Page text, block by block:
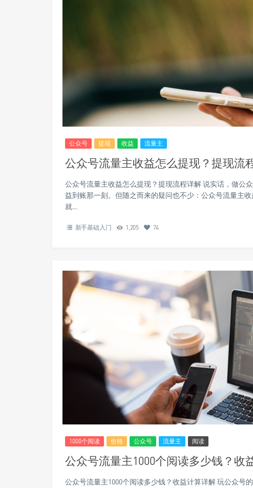
公众号 提现 收益 流量主
公众号流量主收益怎么提现？提现流
公众号流量主收益怎么提现？提现流程详解 说实话，做公
益到账那一刻。但随之而来的疑问也不少：公众号流量主
就…
新手基础入门 1,205 74
1000个阅读 价格 公众号 流量主 阅读
公众号流量主1000个阅读多少钱？收
公众号流量主1000个阅读多少钱？收益计算详解 玩公众号